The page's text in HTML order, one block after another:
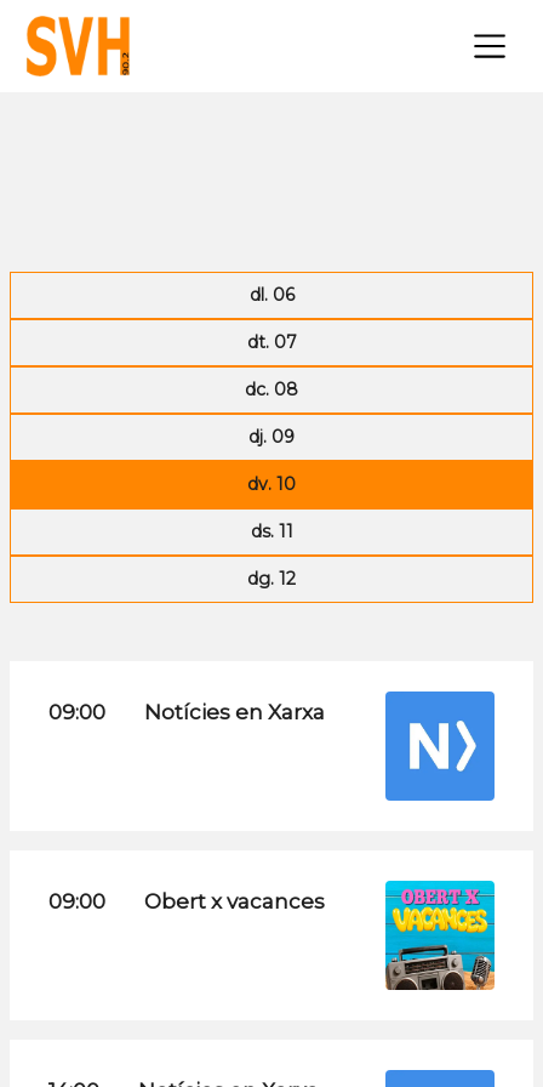
×
dl. 06
dt. 07
dc. 08
dj. 09
dv. 10
ds. 11
dg. 12
09:00 Notícies en Xarxa
09:00 Obert x vacances